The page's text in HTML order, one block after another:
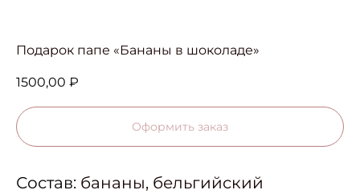
Подарок папе «Бананы в шоколаде»
1500,00 ₽
Оформить заказ
Состав: бананы, бельгийский